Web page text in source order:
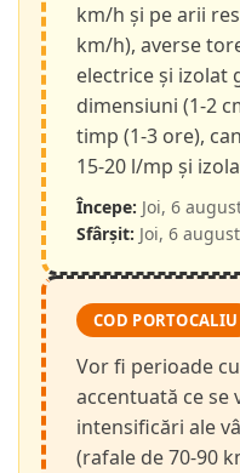
km/h și pe arii
km/h), averse
electrice și izolat
dimensiuni (1-2
timp (1-3 ore),
15-20 l/mp și
Începe: Joi, 6
Sfârșit: Joi, 6
COD PORTOCALIU
Vor fi perioade
accentuată ce se
intensificări ale
(rafale de 70-90